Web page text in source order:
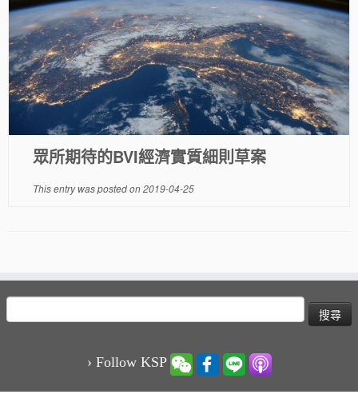
眾所期待的BVI經濟實質細則草案
This entry was posted on2019-04-25
尋
› Follow KSP